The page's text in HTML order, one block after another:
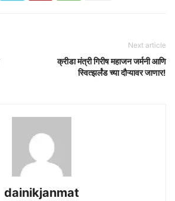
Next article
क्रीडा मंत्री गिरीष महाजन जर्मनी आणि
स्वित्झर्लंड च्या दौऱ्यावर जाणार!
dainikjanmat